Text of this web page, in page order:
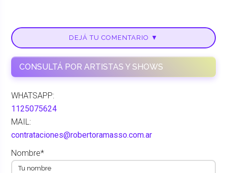
DEJÁ TU COMENTARIO ▼
CONSULTÁ POR ARTISTAS Y SHOWS
WHATSAPP:
1125075624
MAIL:
contrataciones@robertoramasso.com.ar
Nombre*